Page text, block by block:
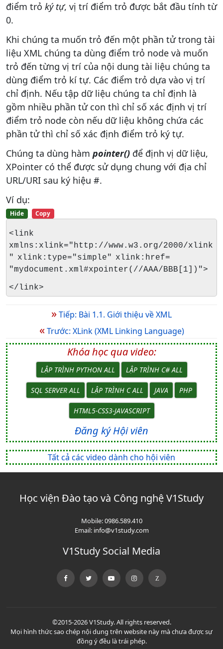
điểm trỏ ký tự, vị trí điểm trỏ được bắt đầu tính từ
0.
Khi chúng ta muốn trỏ đến một phần tử trong tài
liệu XML chúng ta dùng điểm trỏ node và muốn
trỏ đến từng vị trí của nội dung tài liệu chúng ta
dùng điểm trỏ kí tự. Các điểm trỏ dựa vào vị trí
chỉ định. Nếu tập dữ liệu chúng ta chỉ định là
gồm nhiều phần tử con thì chỉ số xác định vị trí
điểm trỏ node còn nếu dữ liệu không chứa các
phần tử thì chỉ số xác định điểm trỏ ký tự.
Chúng ta dùng hàm pointer() để định vị dữ liệu,
XPointer có thể được sử dụng chung với địa chỉ
URL/URI sau ký hiệu #.
Ví dụ:
Hide Copy
<link
xmlns:xlink="http://www.w3.org/2000/xlink
" xlink:type="simple" xlink:href=
"mydocument.xml#xpointer(//AAA/BBB[1])">
</link>
»Tiếp: Bài 1.1. Giới thiệu về XML
«Trước: XLink (XML Linking Language)
Khóa học qua video:
LẬP TRÌNH PYTHON ALL LẬP TRÌNH C# ALL
SQL SERVER ALL LẬP TRÌNH C ALL JAVA PHP
HTML5-CSS3-JAVASCRIPT
Đăng ký Hội viên
Tất cả các video dành cho hội viên
Học viện Đào tạo và Công nghệ V1Study
Mobile:0986.589.410
Email: info@v1study.com
V1Study Social Media
©2015-2026 V1Study. All rights reserved.
Mọi hình thức sao chép nội dung trên website này mà chưa được sự
đồng ý đều là trái phép.